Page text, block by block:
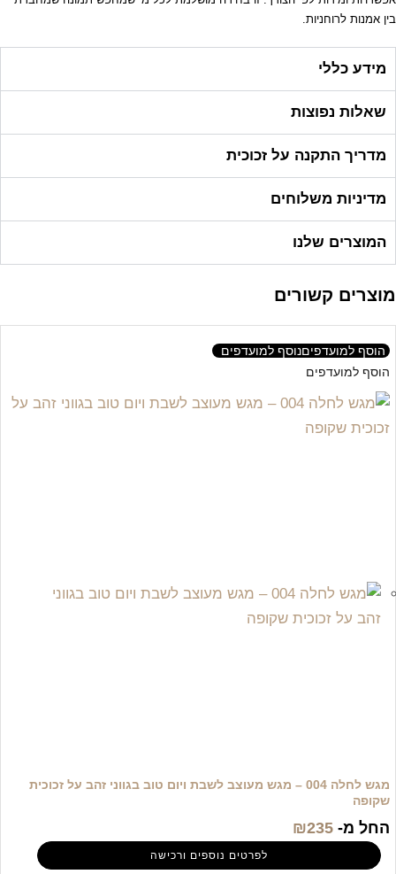
בין אמנות לרוחניות.
מידע כללי
שאלות נפוצות
מדריך התקנה על זכוכית
מדיניות משלוחים
המוצרים שלנו
מוצרים קשורים
הוסף למועדפיםנוסף למועדפים
הוסף למועדפים
מגש לחלה 004 – מגש מעוצב לשבת ויום טוב בגווני זהב על זכוכית
שקופה
החל מ- ₪235
לפרטים נוספים ורכישה